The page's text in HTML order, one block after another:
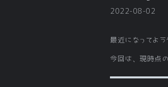
2022-08-02
最近になってよ
今回は、現時点